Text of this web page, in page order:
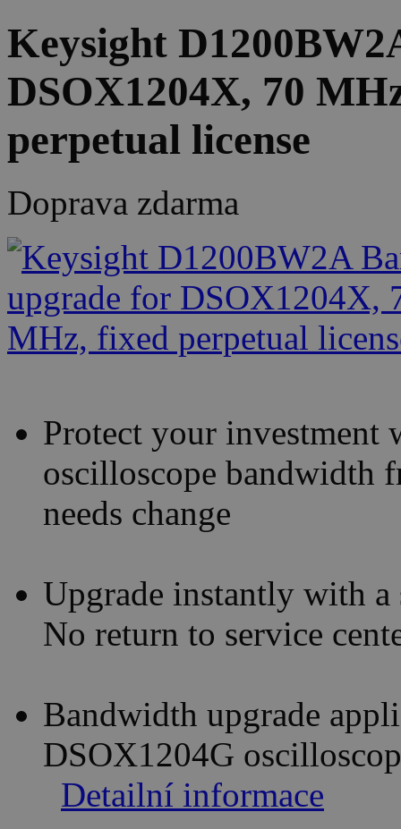
Keysight
DSOX1204X, 70
perpetual license
Doprava zdarma
Protect your investment
oscilloscope bandwidth
needs change
Upgrade instantly with
No return to service
Bandwidth upgrade
DSOX1204G
Detailní informace